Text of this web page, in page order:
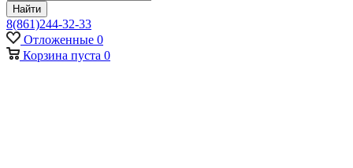
Найти
8(861)244-32-33
Отложенные 0
Корзина пуста 0